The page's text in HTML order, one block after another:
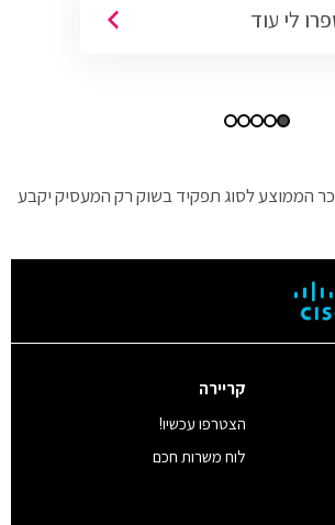
לי עוד
הממוצע לסוג תפקיד בשוק רק המעסיק יקבע
קריירה
הצטרפו עכשיו!
לוח משרות חכם